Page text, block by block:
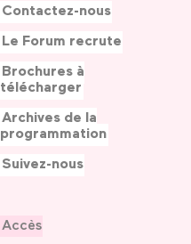
Accès
Contactez-nous
Le Forum recrute
Brochures à
télécharger
Archives de la
programmation
Suivez-nous